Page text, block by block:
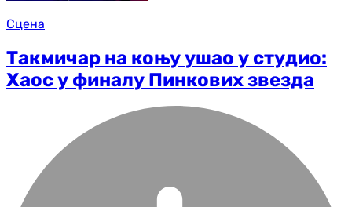
Сцена
Такмичар на коњу ушао у студио:
Хаос у финалу Пинкових звезда